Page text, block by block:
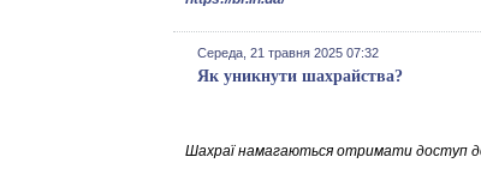
Середа, 21 травня 2025 07:32
Як уникнути шахрайства?
Шахраї намагаються отримати доступ до